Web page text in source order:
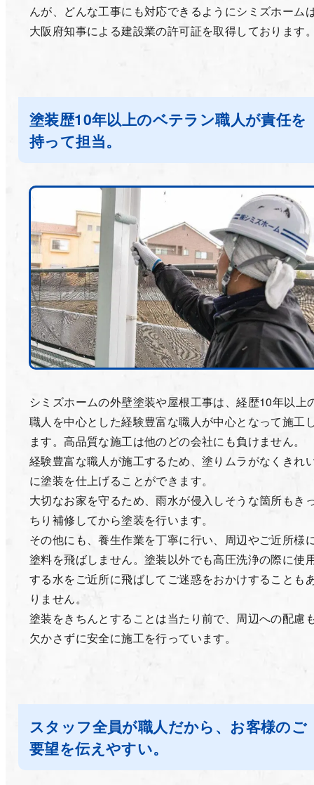
んが、どんな工事にも対応できるようにシミズホーム
大阪府知事による建設業の許可証を取得しております
塗装歴10年以上のベテラン職人が責任を
持って担当。
シミズホームの外壁塗装や屋根工事は、経歴10年以上
職人を中心とした経験豊富な職人が中心となって施工
ます。高品質な施工は他のどの会社にも負けません。
経験豊富な職人が施工するため、塗りムラがなくきれ
に塗装を仕上げることができます。
大切なお家を守るため、雨水が侵入しそうな箇所もき
ちり補修してから塗装を行います。
その他にも、養生作業を丁寧に行い、周辺やご近所様
塗料を飛ばしません。塗装以外でも高圧洗浄の際に使
する水をご近所に飛ばしてご迷惑をおかけすることも
りません。
塗装をきちんとすることは当たり前で、周辺への配慮
欠かさずに安全に施工を行っています。
スタッフ全員が職人だから、お客様のご
要望を伝えやすい。